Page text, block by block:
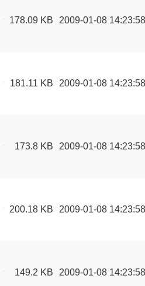
178.09 KB 2009-01-08 14:23:58
181.11 KB 2009-01-08 14:23:58
173.8 KB 2009-01-08 14:23:58
200.18 KB 2009-01-08 14:23:58
149.2 KB 2009-01-08 14:23:58